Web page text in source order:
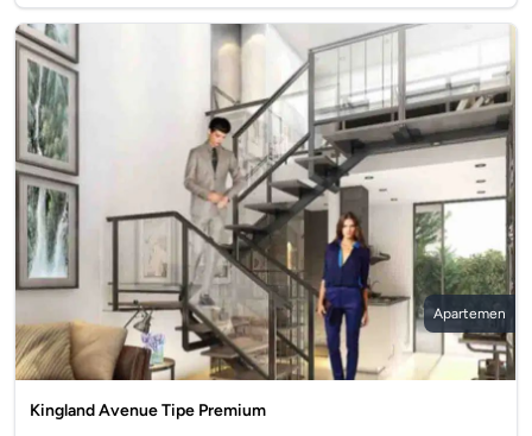
Apartemen
Kingland Avenue Tipe Premium